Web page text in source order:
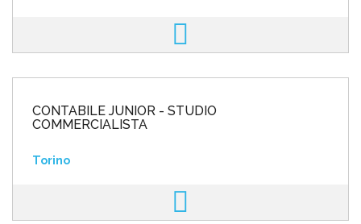
CONTABILE JUNIOR - STUDIO
COMMERCIALISTA
Torino